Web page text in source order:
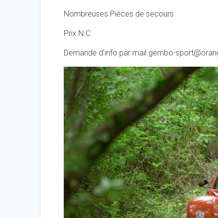
Nombreuses Piéces de secours
Prix N.C
Demande d’info par mail gembo-